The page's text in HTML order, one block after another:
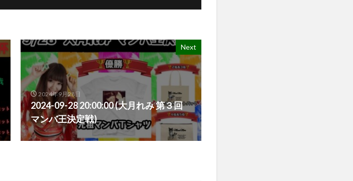
Next
2024年9月28日
2024-09-28 20:00:00 (大月れみ 第３回
マンバ王決定戦)